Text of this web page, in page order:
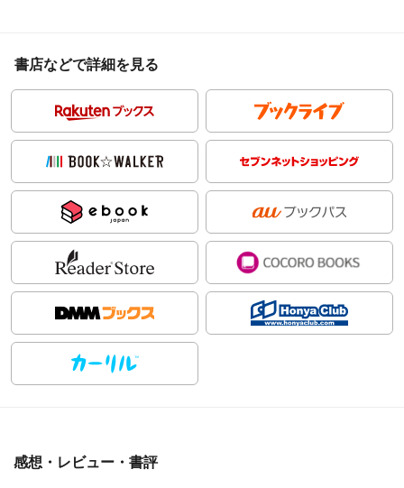
書店などで詳細を見る
感想・レビュー・書評